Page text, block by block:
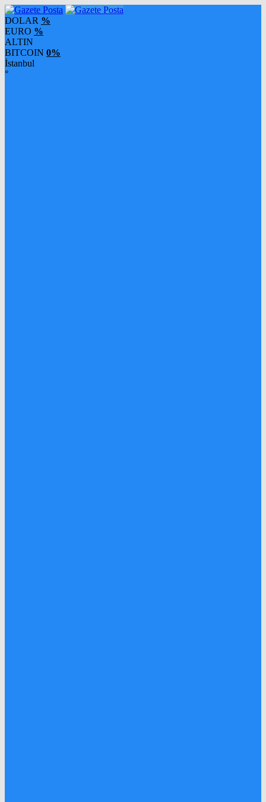
DOLAR %
EURO %
ALTIN
BITCOIN 0%
İstanbul
°